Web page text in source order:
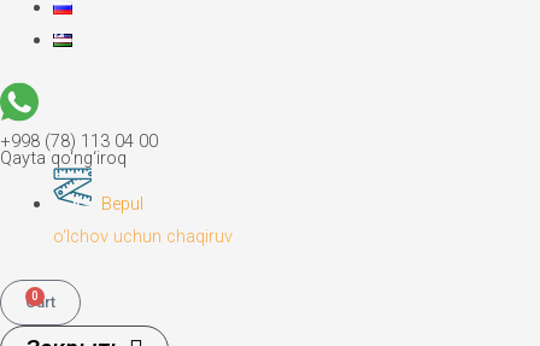
+998 (78) 113 04 00
Qayta qo‘ng‘iroq
Bepul
o‘lchov uchun chaqiruv
0
Cart